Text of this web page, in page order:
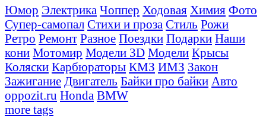
Юмор Электрика Чоппер Ходовая Химия Фото
Супер-самопал Стихи и проза Стиль Рожи
Ретро Ремонт Разное Поездки Подарки Наши
кони Мотомир Модели 3D Модели Крысы
Коляски Карбюраторы КМЗ ИМЗ Закон
Зажигание Двигатель Байки про байки Авто
oppozit.ru Honda BMW
more tags